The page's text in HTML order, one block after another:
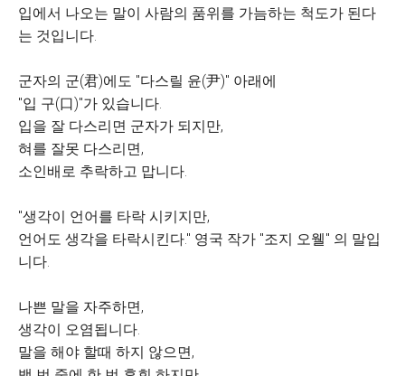
입에서 나오는 말이 사람의 품위를 가늠하는 척도가 된다
는 것입니다.
군자의 군(君)에도 "다스릴 윤(尹)" 아래에
"입 구(口)"가 있습니다.
입을 잘 다스리면 군자가 되지만,
혀를 잘못 다스리면,
소인배로 추락하고 맙니다.
"생각이 언어를 타락 시키지만,
언어도 생각을 타락시킨다." 영국 작가 "조지 오웰" 의 말입
니다.
나쁜 말을 자주하면,
생각이 오염됩니다.
말을 해야 할때 하지 않으면,